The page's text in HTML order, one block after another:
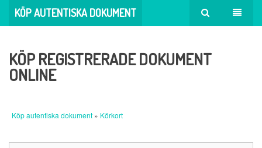
KÖP AUTENTISKA DOKUMENT
KÖP REGISTRERADE DOKUMENT
ONLINE
Köp autentiska dokument » Körkort